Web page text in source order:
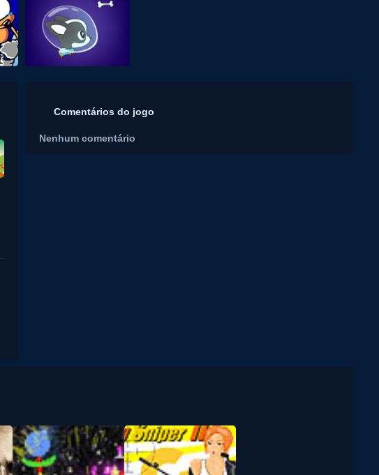
Comentários do jogo
Nenhum comentário